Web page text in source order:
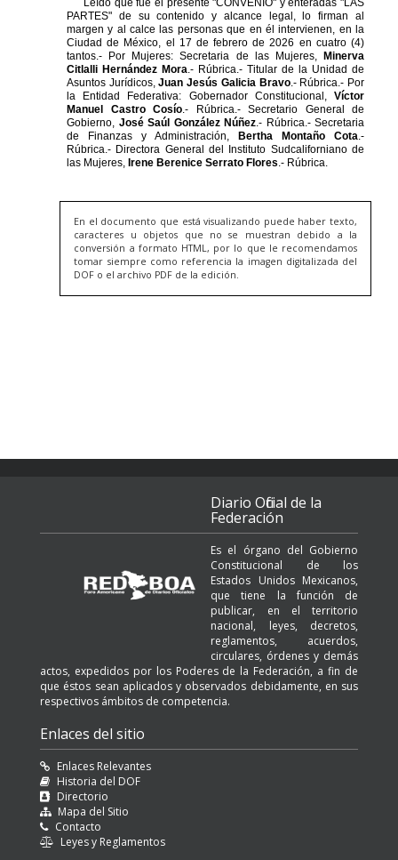
En el documento que está visualizando puede haber texto,
caracteres u objetos que no se muestran debido a la
conversión a formato HTML, por lo que le recomendamos
tomar siempre como referencia la imagen digitalizada del
DOF o el archivo PDF de la edición.
Diario Oficial de la
Federación
Es el órgano del Gobierno
Constitucional de los
Estados Unidos Mexicanos,
que tiene la función de
publicar, en el territorio
nacional, leyes, decretos,
reglamentos, acuerdos,
circulares, órdenes y demás
actos, expedidos por los Poderes de la Federación, a fin de
que éstos sean aplicados y observados debidamente, en sus
respectivos ámbitos de competencia.
Enlaces del sitio
Enlaces Relevantes
Historia del DOF
Directorio
Mapa del Sitio
Contacto
Leyes y Reglamentos